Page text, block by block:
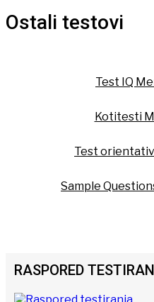
Ostali testovi
Test IQ
Kotitesti
Test
Sample
RASPORED